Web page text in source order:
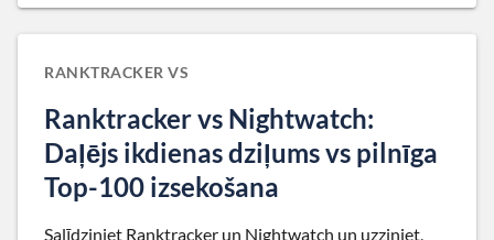
RANKTRACKER VS
Ranktracker vs Nightwatch:
Daļējs ikdienas dziļums vs pilnīga
Top-100 izsekošana
Salīdziniet Ranktracker un Nightwatch un uzziniet,